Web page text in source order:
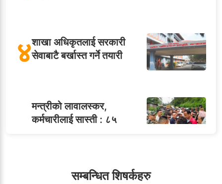
४शाखा अधिकृतलाई सरकारी
सेवाबाटै बर्खास्त गर्ने तयारी
मन्त्रीको लावालस्कर,
कर्मचारीलाई सास्ती : ८५
सम्बन्धित शिषर्कहरु